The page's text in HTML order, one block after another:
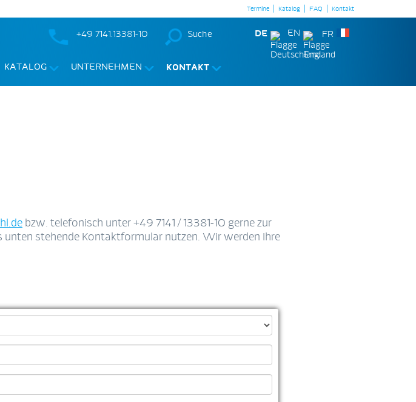
Termine Katalog FAQ Kontakt
DE EN FR
Suche
+49 7141.13381-10
KATALOG UNTERNEHMEN KONTAKT
bzw. telefonisch unter +49 7141 / 13381-10 gerne zur
stehende Kontaktformular nutzen. Wir werden Ihre